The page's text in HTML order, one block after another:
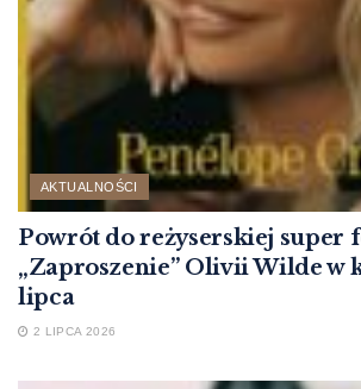
AKTUALNOŚCI
Powrót do reżyserskiej super
„Zaproszenie” Olivii Wilde w
lipca
2 LIPCA 2026